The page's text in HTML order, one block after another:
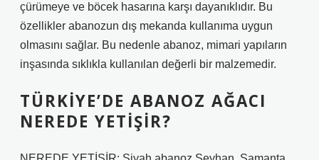
çürümeye ve böcek hasarına karşı dayanıklıdır. Bu
özellikler abanozun dış mekanda kullanıma uygun
olmasını sağlar. Bu nedenle abanoz, mimari yapıların
inşasında sıklıkla kullanılan değerli bir malzemedir.
TÜRKIYE’DE ABANOZ AĞACI
NEREDE YETIŞIR?